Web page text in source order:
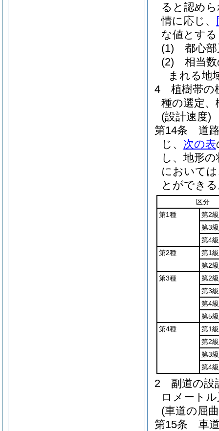
ると認め
情に応じ、
な値とす
(1)
都心
(2)
相当
まれる地
4
植樹帯の
種の選定
(設計速度)
第14条
道
じ、 次の表
し、地形
において
とができ
区分
第1種
第2級
第3級
第4級
第2種
第1級
第2級
第3種
第2級
第3級
第4級
第5級
第4種
第1級
第2級
第3級
第4級
2
副道の設
ロメート
(車道の屈
第15条
車